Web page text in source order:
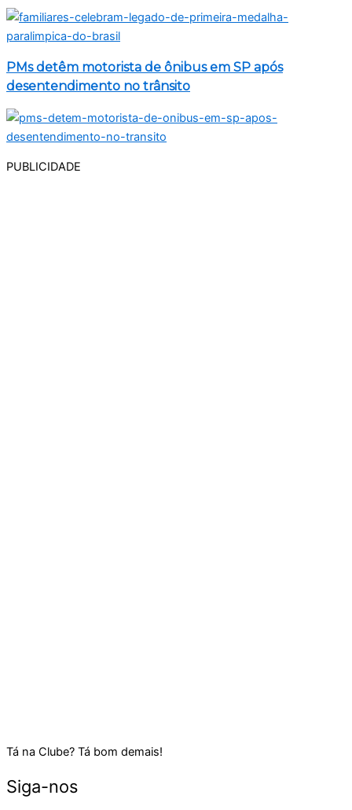
PMs detêm motorista de ônibus em SP após
desentendimento no trânsito
PUBLICIDADE
Tá na Clube? Tá bom demais!
Siga-nos